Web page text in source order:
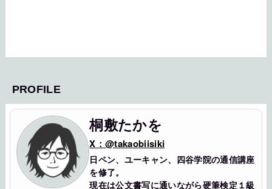
PROFILE
桐敷たかを
X：@takaobiisiki
日ペン、ユーキャン、四谷学院の通信講座
を修了。
現在は公文書写に通いながら硬筆検定１級